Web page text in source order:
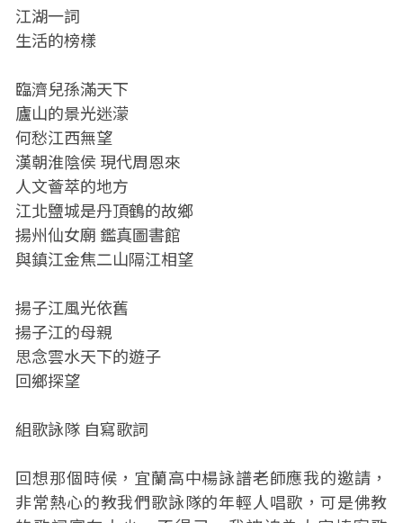
江湖一詞
生活的榜樣
臨濟兒孫滿天下
廬山的景光迷濛
何愁江西無望
漢朝淮陰侯 現代周恩來
人文薈萃的地方
江北鹽城是丹頂鶴的故鄉
揚州仙女廟 鑑真圖書館
與鎮江金焦二山隔江相望
揚子江風光依舊
揚子江的母親
思念雲水天下的遊子
回鄉探望
組歌詠隊 自寫歌詞
回想那個時候，宜蘭高中楊詠譜老師應我的邀請，
非常熱心的教我們歌詠隊的年輕人唱歌，可是佛教